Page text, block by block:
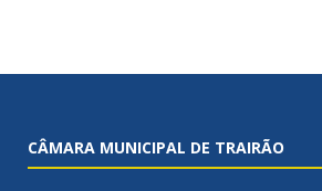
CÂMARA MUNICIPAL DE TRAIRÃO